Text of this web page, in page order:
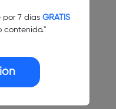
7 días GRATIS
contenido."